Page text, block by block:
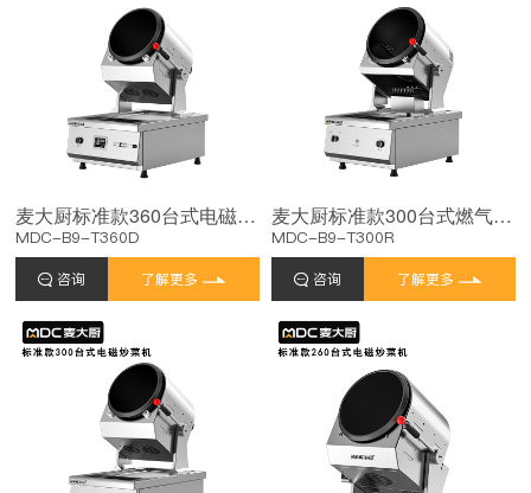
麦大厨标准款360台式电磁商用炒菜机
MDC-B9-T360D
咨询 了解更多
麦大厨标准款300台式燃气商用炒菜机
MDC-B9-T300R
咨询 了解更多